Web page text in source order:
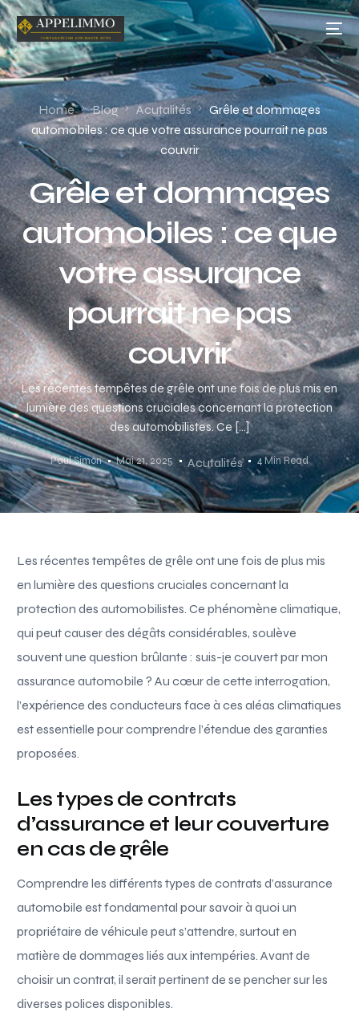
Home Blog Acutalités
Grêle et dommages
automobiles : ce que votre assurance pourrait ne pas
couvrir
Grêle et dommages
automobiles : ce que
votre assurance
pourrait ne pas
couvrir
Les récentes tempêtes de grêle ont une fois de plus mis en
lumière des questions cruciales concernant la protection
des automobilistes. Ce […]
Paul Simon Mai 21, 2025 Acutalités 4 Min Read
Les récentes tempêtes de grêle ont une fois de plus mis
en lumière des questions cruciales concernant la
protection des automobilistes. Ce phénomène climatique,
qui peut causer des dégâts considérables, soulève
souvent une question brûlante : suis-je couvert par mon
assurance automobile ? Au cœur de cette interrogation,
l’expérience des conducteurs face à ces aléas climatiques
est essentielle pour comprendre l’étendue des garanties
proposées.
Les types de contrats
d’assurance et leur couverture
en cas de grêle
Comprendre les différents types de contrats d’assurance
automobile est fondamental pour savoir à quoi un
propriétaire de véhicule peut s’attendre, surtout en
matière de dommages liés aux intempéries. Avant de
choisir un contrat, il serait pertinent de se pencher sur les
diverses polices disponibles.